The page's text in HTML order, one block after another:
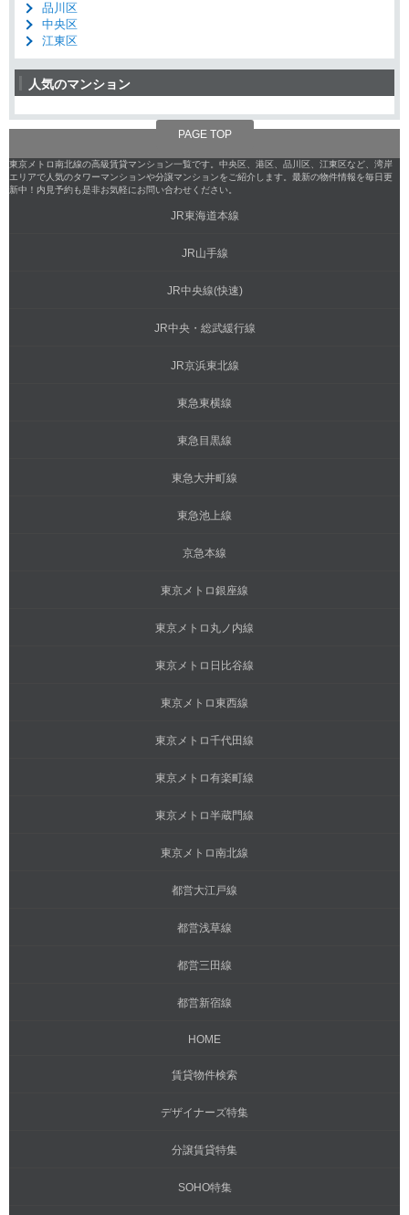
品川区
中央区
江東区
人気のマンション
PAGE TOP
東京メトロ南北線の高級賃貸マンション一覧です。中央区、港区、品川区、江東区など、湾岸
エリアで人気のタワーマンションや分譲マンションをご紹介します。最新の物件情報を毎日更
新中！内見予約も是非お気軽にお問い合わせください。
JR東海道本線
JR山手線
JR中央線(快速)
JR中央・総武緩行線
JR京浜東北線
東急東横線
東急目黒線
東急大井町線
東急池上線
京急本線
東京メトロ銀座線
東京メトロ丸ノ内線
東京メトロ日比谷線
東京メトロ東西線
東京メトロ千代田線
東京メトロ有楽町線
東京メトロ半蔵門線
東京メトロ南北線
都営大江戸線
都営浅草線
都営三田線
都営新宿線
HOME
賃貸物件検索
デザイナーズ特集
分譲賃貸特集
SOHO特集